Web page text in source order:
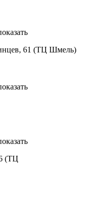
61 (ТЦ Шмель)
(ТЦ